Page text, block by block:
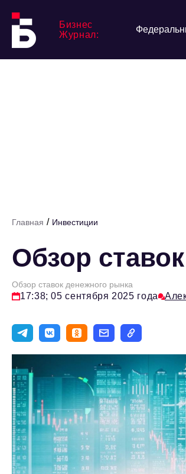
Бизнес
Журнал:
Главная / Инвестиции
Обзор
Обзор ставок денежного рынка
17:38; 05 сентября 2025 года